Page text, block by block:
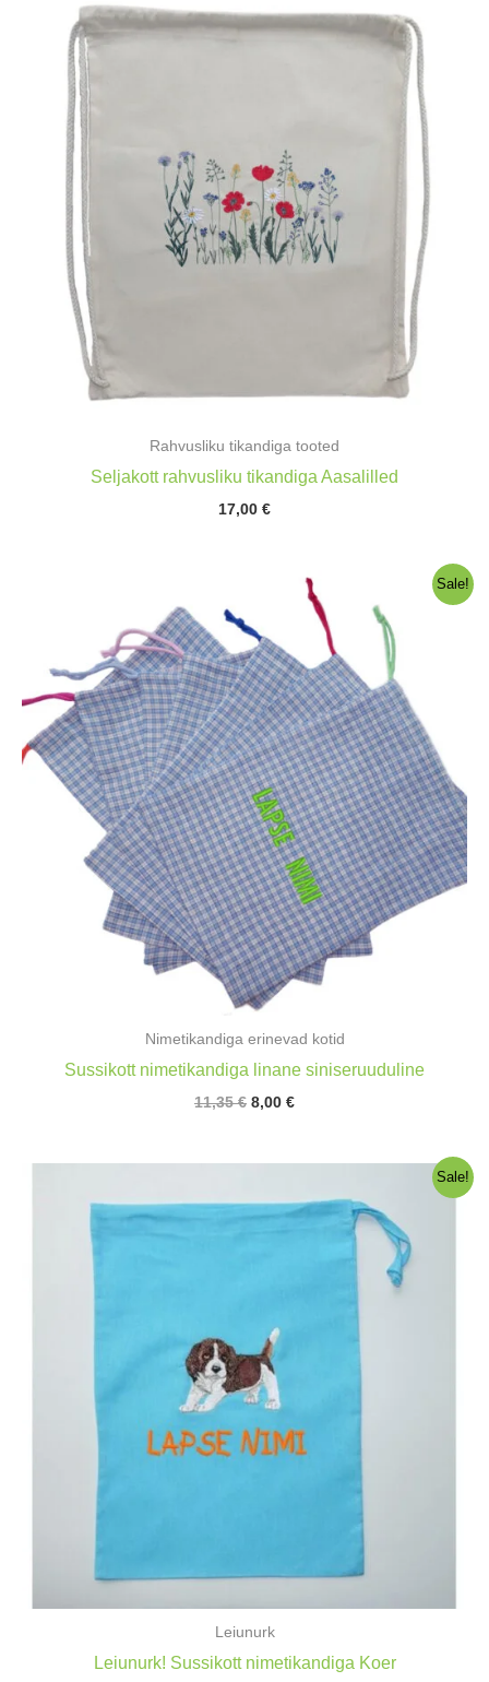
Rahvusliku tikandiga tooted
Seljakott rahvusliku tikandiga Aasalilled
17,00 €
Sale!
Nimetikandiga erinevad kotid
Sussikott nimetikandiga linane siniseruuduline
11,35€ Algne
11,35 €.
8,00 €Praegune
8,00 €.
Sale!
Leiunurk
Leiunurk! Sussikott nimetikandiga Koer